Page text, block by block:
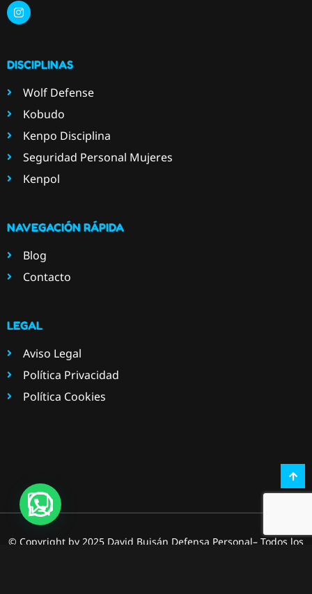
DISCIPLINAS
Wolf Defense
Kobudo
Kenpo Disciplina
Seguridad Personal Mujeres
Kenpol
NAVEGACIÓN RÁPIDA
Blog
Contacto
LEGAL
Aviso Legal
Política Privacidad
Política Cookies
© Copyright by 2025 David Buisán Defensa Personal– Todos los